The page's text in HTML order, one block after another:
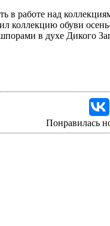
в работе над
обуви
в духе Дикого
Понравилась